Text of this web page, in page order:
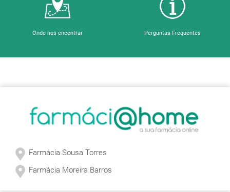
Onde nos encontrar Perguntas Frequentes
Farmácia Sousa Torres
Farmácia Moreira Barros